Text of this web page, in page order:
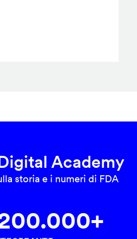
Academy
storia e i numeri di FDA